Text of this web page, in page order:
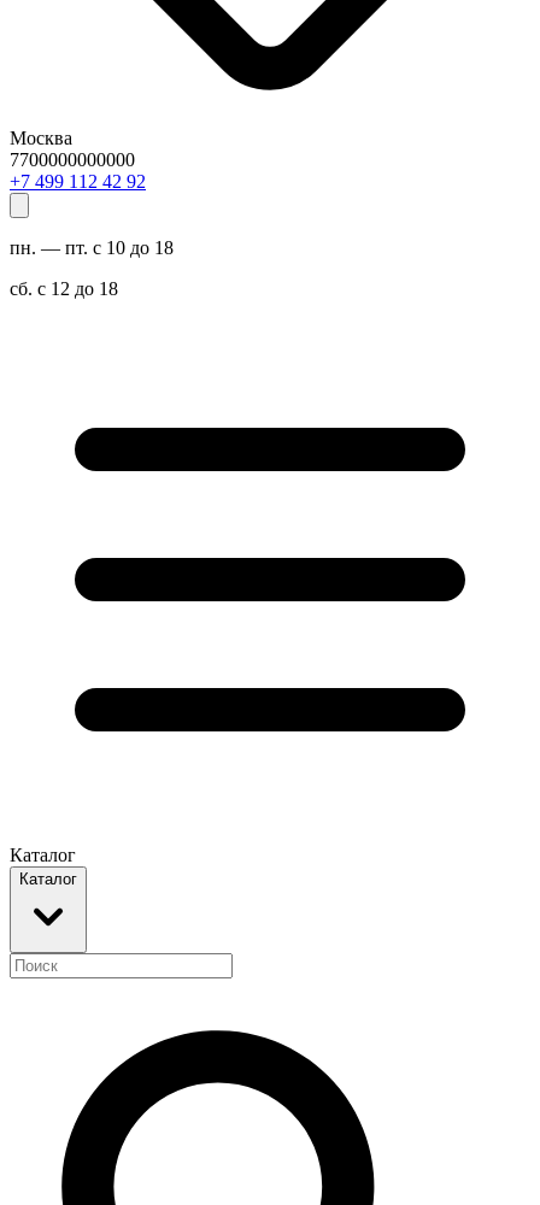
Москва
7700000000000
29 24 211 994 7+
пн. — пт. с 10 до 18
сб. с 12 до 18
Каталог
Каталог